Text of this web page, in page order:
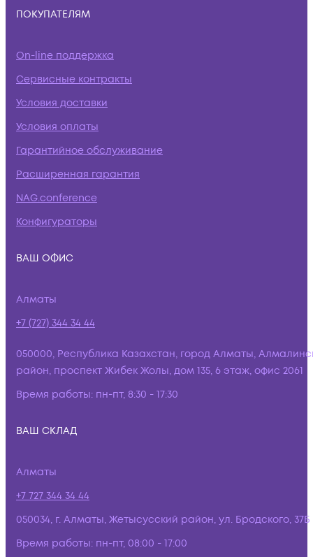
ПОКУПАТЕЛЯМ
On-line поддержка
Сервисные контракты
Условия доставки
Условия оплаты
Гарантийное обслуживание
Расширенная гарантия
NAG.conference
Конфигураторы
ВАШ ОФИС
Алматы
+7 (727) 344 34 44
050000, Республика Казахстан, город Алматы,
район, проспект Жибек Жолы, дом 135, 6 этаж, офис 2061
Время работы: пн-пт, 8:30 - 17:30
ВАШ СКЛАД
Алматы
+7 727 344 34 44
050034, г. Алматы, Жетысусский район, ул. Бродского, 37Б
Время работы: пн-пт, 08:00 - 17:00